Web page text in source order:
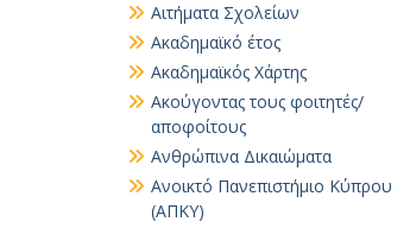
Αιτήματα Σχολείων
Ακαδημαϊκό έτος
Ακαδημαϊκός Χάρτης
Ακούγοντας τους φοιτητές/
αποφοίτους
Ανθρώπινα Δικαιώματα
Ανοικτό Πανεπιστήμιο Κύπρου
(ΑΠΚΥ)